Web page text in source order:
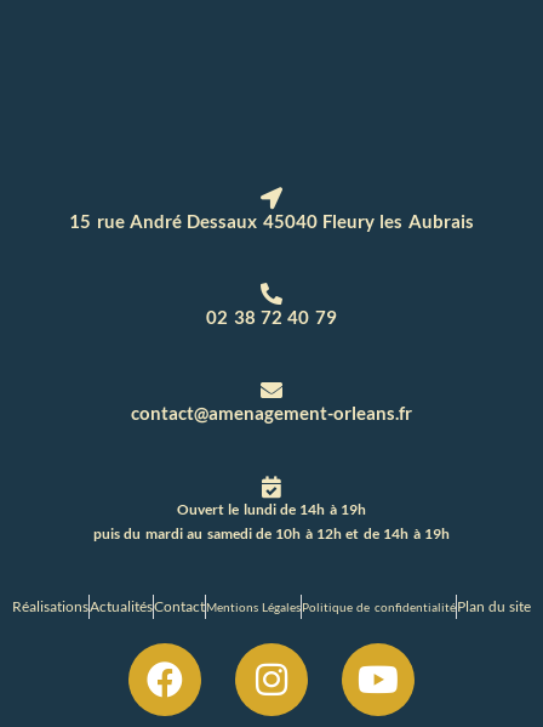
15 rue André Dessaux 45040 Fleury les Aubrais
02 38 72 40 79
contact@amenagement-orleans.fr
Ouvert le lundi de 14h à 19h
puis du mardi au samedi de 10h à 12h et de 14h à 19h
RéalisationsActualitésContactMentions LégalesPolitique de confidentialitéPlan du site